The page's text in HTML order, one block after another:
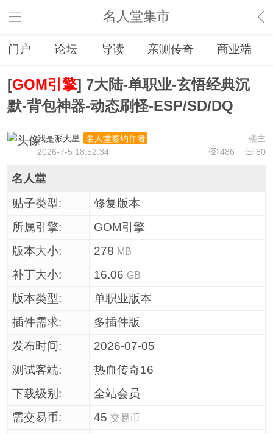
名人堂集市
门户 论坛 导读 亲测传奇 商业端
[GOM引擎] 7大陆-单职业-玄悟经典沉
默-背包神器-动态刷怪-ESP/SD/DQ
楼主
我是派大星
名人堂签约作者
486
80
2026-7-5 18:52:34
名人堂
贴子类型:
修复版本
所属引擎:
GOM引擎
版本大小:
278 MB
补丁大小: 16.06 GB
版本类型:
单职业版本
插件需求:
多插件版
发布时间:
2026-07-05
测试客端:
热血传奇16
下载级别:
全站会员
需交易币:
45交易币